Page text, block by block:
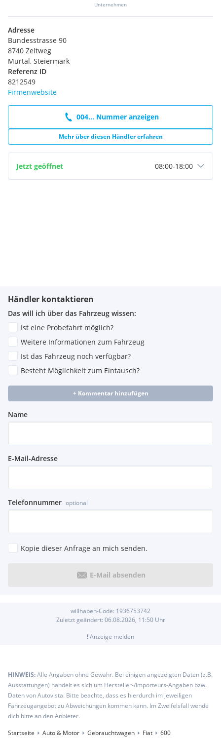
Unternehmen
Adresse
Bundesstrasse 90
8740 Zeltweg
Murtal, Steiermark
Referenz ID
8212549
Firmenwebsite
004... Nummer anzeigen
Mehr über diesen Händler erfahren
Jetzt geöffnet 08:00-18:00
Händler kontaktieren
Das will ich über das Fahrzeug wissen:
Ist eine Probefahrt möglich?
Weitere Informationen zum Fahrzeug
Ist das Fahrzeug noch verfügbar?
Besteht Möglichkeit zum Eintausch?
+ Kommentar hinzufügen
Name
E-Mail-Adresse
Telefonnummer optional
Kopie dieser Anfrage an mich senden.
E-Mail absenden
willhaben-Code: 1936753742
Zuletzt geändert: 06.08.2026, 11:50Uhr
!Anzeige melden
HINWEIS:Alle Angaben ohne Gewähr. Bei einigen angezeigten Daten (z.B.
Ausstattungen) handelt es sich um Hersteller-/Importeurs-Angaben bzw.
Daten von Autovista. Bitte beachte, dass es hierdurch im jeweiligen
Fahrzeugangebot zu Abweichungen kommen kann. Im Zweifelsfall wende
dich bitte an den Anbieter.
Startseite
Auto & Motor Gebrauchtwagen Fiat 600